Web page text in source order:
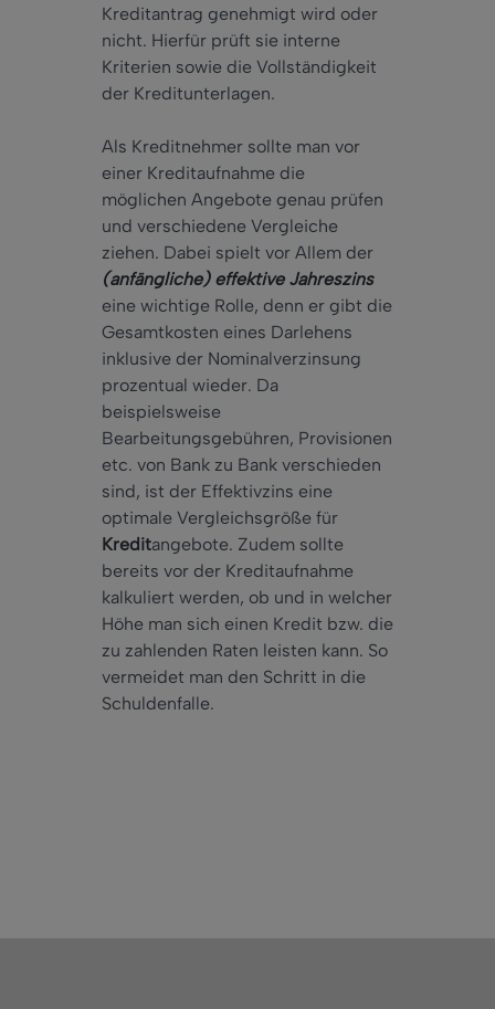
Kreditantrag genehmigt wird oder
nicht. Hierfür prüft sie interne
Kriterien sowie die Vollständigkeit
der Kreditunterlagen.
Als Kreditnehmer sollte man vor
einer Kreditaufnahme die
möglichen Angebote genau prüfen
und verschiedene Vergleiche
ziehen. Dabei spielt vor Allem der
(anfängliche) effektive Jahreszins
eine wichtige Rolle, denn er gibt die
Gesamtkosten eines Darlehens
inklusive der Nominalverzinsung
prozentual wieder. Da
beispielsweise
Bearbeitungsgebühren, Provisionen
etc. von Bank zu Bank verschieden
sind, ist der Effektivzins eine
optimale Vergleichsgröße für
Kreditangebote. Zudem sollte
bereits vor der Kreditaufnahme
kalkuliert werden, ob und in welcher
Höhe man sich einen Kredit bzw. die
zu zahlenden Raten leisten kann. So
vermeidet man den Schritt in die
Schuldenfalle.